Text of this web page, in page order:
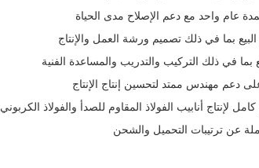
عام واحد مع دعم الإصلاح مدى الحياة
بما في ذلك تصميم ورشة العمل والإنتاج
بما في ذلك التركيب والتدريب والمساعدة الفنية
دعم مهندس ممتد لتحسين إنتاج الإنتاج
لإنتاج أنابيب الفولاذ المقاوم للصدأ والفولاذ الكربوني
عن ترتيبات التحميل والشحن